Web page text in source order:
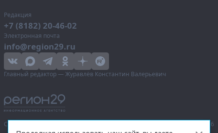
Редакция
+7 (8182) 20-46-02
Электронная почта
info@region29.ru
Главный редактор — Журавлёв Константин Валерьевич
Сетевое издание «Информационное агентство Регион 29», © 2016–2026